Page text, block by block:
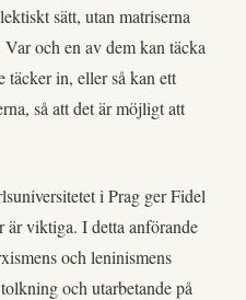
sätt, utan matriserna
och en av dem kan täcka
täcker in, eller så kan ett
så att det är möjligt att
i Prag ger Fidel
är viktiga. I detta anförande
och leninismens
och utarbetande på